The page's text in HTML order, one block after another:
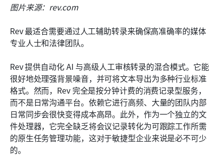
图片来源：rev.com
Rev 最适合需要通过人工辅助转录来确保高准确率的媒体
专业人士和法律团队。
Rev 提供自动化 AI 与高级人工审核转录的混合模式。它能
很好地处理强背景噪音，并可将文本导出为多种行业标准
格式。然而，Rev 完全是按分钟计费的消费记录型服务，
而不是日常沟通平台。依赖它进行高频、大量的团队内部
日常同步会很快变得成本高昂。此外，作为一个独立的文
件处理器，它完全缺乏将会议记录转化为可跟踪工作所需
的原生任务管理功能，这对于敏捷型企业来说是必不可少
的。